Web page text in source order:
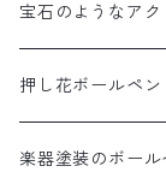
宝石のようなアク
押し花ボールペン
楽器塗装のボール